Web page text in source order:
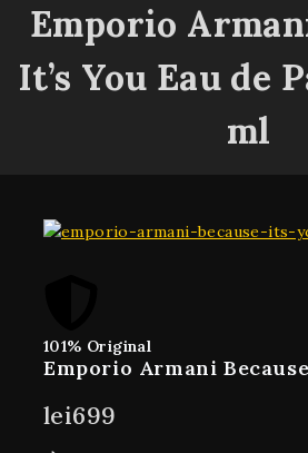
Emporio
It’s You Eau de
ml
101% Original
Emporio Armani
lei699